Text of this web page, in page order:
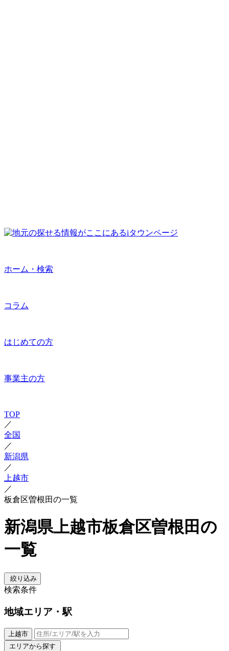
ホーム・検索
コラム
はじめての方
事業主の方
TOP
／
全国
／
新潟県
／
上越市
／
板倉区曽根田の一覧
新潟県上越市板倉区曽根田の
一覧
絞り込み
検索条件
地域エリア・駅
上越市
エリアから探す